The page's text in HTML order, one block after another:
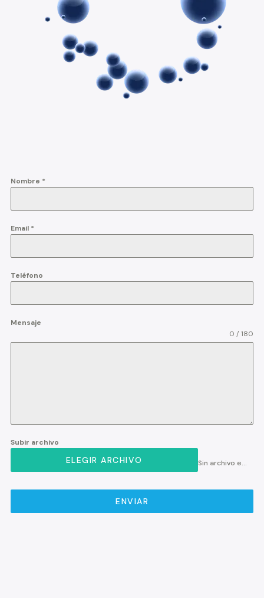
Nombre *
Email *
Teléfono
Mensaje
0 / 180
Subir archivo
ELEGIR ARCHIVO Sin archivo elegido
ENVIAR